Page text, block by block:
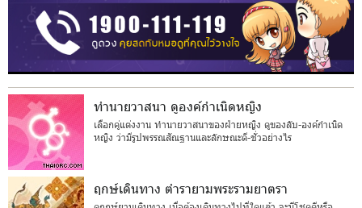
ทำนายวาสนา ดูองค์กำเนิดหญิง
เลือกคู่แต่งงาน ทำนายวาสนาของฝ่ายหญิง ดูของลับ-องค์กำเนิด
หญิง ว่ามีรูปพรรณสัณฐานและลักษณะดี-ชั่วอย่างไร
ฤกษ์เดินทาง ตำรายามพระรามยาตรา